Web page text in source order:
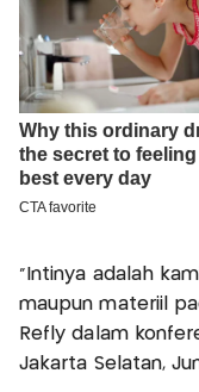
"Intinya adalah
maupun materiil
Refly dalam
Jakarta Selatan,